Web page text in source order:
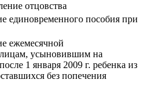
отцовства
единовременного пособия при
ежемесячной
усыновившим на
1 января 2009 г. ребенка из
без попечения